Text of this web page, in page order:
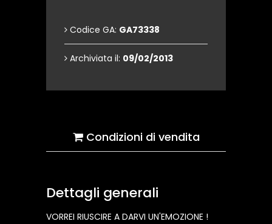
Codice GA: GA73338
Archiviata il: 09/02/2013
Condizioni di vendita
Dettagli generali
VORREI RIUSCIRE A DARVI UN'EMOZIONE !